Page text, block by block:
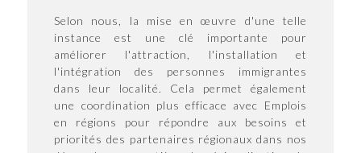
Selon nous, la mise en œuvre d'une telle
instance est une clé importante pour
améliorer l'attraction, l'installation et
l'intégration des personnes immigrantes
dans leur localité. Cela permet également
une coordination plus efficace avec Emplois
en régions pour répondre aux besoins et
priorités des partenaires régionaux dans nos